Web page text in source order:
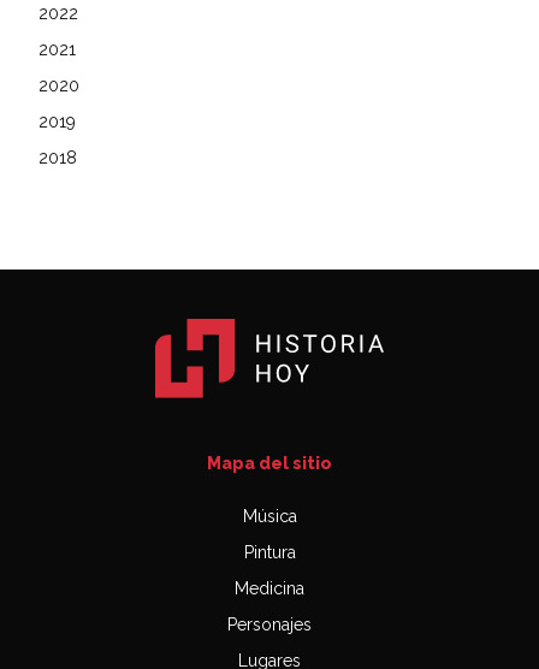
2022
2021
2020
2019
2018
Mapa del sitio
Música
Pintura
Medicina
Personajes
Lugares